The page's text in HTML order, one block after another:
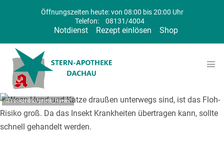
Öffnungszeiten heute: von 08:00 bis 20:00 Uhr
Telefon:
08131/4004
Notdienst Rezept einlösen Shop
iStockphoto/photo_Pawel